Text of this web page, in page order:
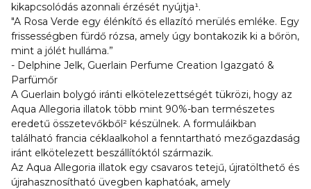
kikapcsolódás azonnali érzését nyújtja¹.
"A Rosa Verde egy élénkítő és ellazító merülés emléke. Egy
frissességben fürdő rózsa, amely úgy bontakozik ki a bőrön,
mint a jólét hulláma.”
- Delphine Jelk, Guerlain Perfume Creation Igazgató &
Parfümőr
A Guerlain bolygó iránti elkötelezettségét tükrözi, hogy az
Aqua Allegoria illatok több mint 90%-ban természetes
eredetű összetevőkből² készülnek. A formuláikban
található francia céklaalkohol a fenntartható mezőgazdaság
iránt elkötelezett beszállítóktól származik.
Az Aqua Allegoria illatok egy csavaros tetejű, újratölthető és
újrahasznosítható üvegben kaphatóak, amely